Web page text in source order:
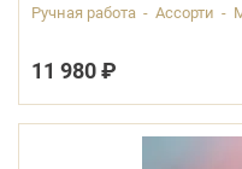
Ручная работа - Ассорти -
11 980 ₽